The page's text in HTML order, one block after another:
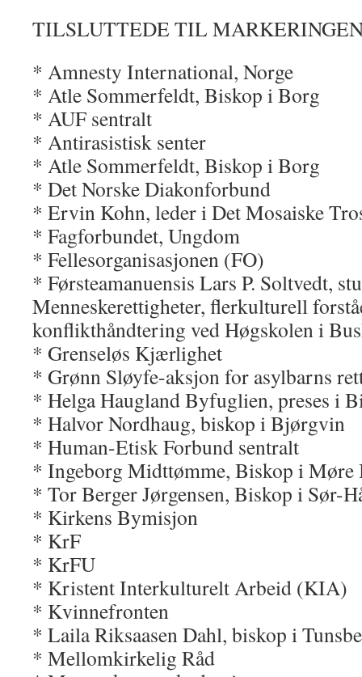
TILSLUTTEDE TIL
* Amnesty International, Norge
* Atle Sommerfeldt, Biskop i Borg
* AUF sentralt
* Antirasistisk senter
* Atle Sommerfeldt, Biskop i Borg
* Det Norske Diakonforbund
* Ervin Kohn, leder i Det Mosaiske
* Fagforbundet, Ungdom
* Fellesorganisasjonen (FO)
* Førsteamanuensis Lars P. Soltvedt,
Menneskerettigheter, flerkulturell
konflikthåndtering ved Høgskolen i
* Grenseløs Kjærlighet
* Grønn Sløyfe-aksjon for asylbarns
* Helga Haugland Byfuglien, preses i
* Halvor Nordhaug, biskop i Bjørgvin
* Human-Etisk Forbund sentralt
* Ingeborg Midttømme, Biskop i Møre
* Tor Berger Jørgensen, Biskop i Sør-
* Kirkens Bymisjon
* KrF
* KrFU
* Kristent Interkulturelt Arbeid (KIA)
* Kvinnefronten
* Laila Riksaasen Dahl, biskop i
* Mellomkirkelig Råd